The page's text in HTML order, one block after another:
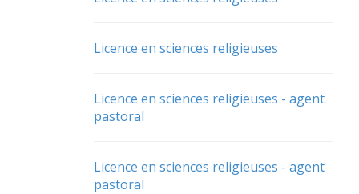
Licence en sciences religieuses
Licence en sciences religieuses - agent
pastoral
Licence en sciences religieuses - agent
pastoral